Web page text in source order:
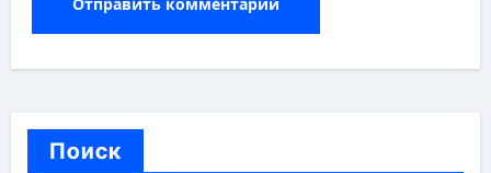
Поиск